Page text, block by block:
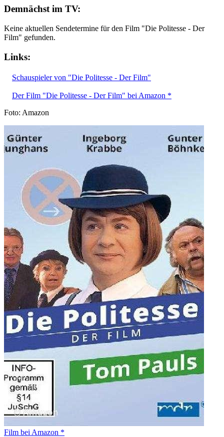
Demnächst im TV:
Keine aktuellen Sendetermine für den Film "Die Politesse - Der
Film" gefunden.
Links:
Schauspieler von "Die Politesse - Der Film"
Der Film "Die Politesse - Der Film" bei Amazon *
Foto: Amazon
Film bei Amazon *